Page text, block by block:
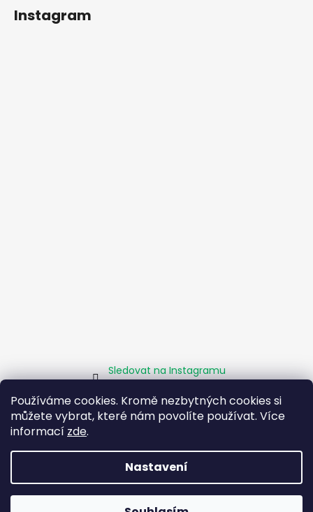
Používáme cookies. Kromě nezbytných cookies si
můžete vybrat, které nám povolíte používat. Více
informací zde.
Nastavení
Instagram
Sledovat na Instagramu
Homepage Obchodní podmínky Kamenné pobočky
Facebook
Vytvořil Shoptet